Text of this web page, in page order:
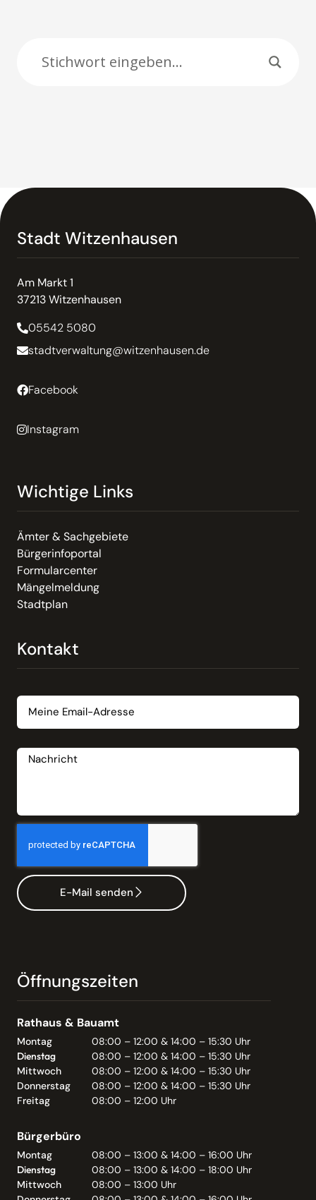
Stadt Witzenhausen
Am Markt 1
37213 Witzenhausen
05542 5080
stadtverwaltung@witzenhausen.de
Facebook
Instagram
Wichtige Links
Ämter & Sachgebiete
Bürgerinfoportal
Formularcenter
Mängelmeldung
Stadtplan
Kontakt
E-Mail senden
Öffnungszeiten
Rathaus & Bauamt
Montag
08:00 – 12:00 & 14:00 – 15:30 Uhr
Dienstag
08:00 – 12:00 & 14:00 – 15:30 Uhr
Mittwoch
08:00 – 12:00 & 14:00 – 15:30 Uhr
Donnerstag
08:00 – 12:00 & 14:00 – 15:30 Uhr
Freitag
08:00 – 12:00 Uhr
Bürgerbüro
Montag
08:00 – 13:00 & 14:00 – 16:00 Uhr
Dienstag
08:00 – 13:00 & 14:00 – 18:00 Uhr
Mittwoch
08:00 – 13:00 Uhr